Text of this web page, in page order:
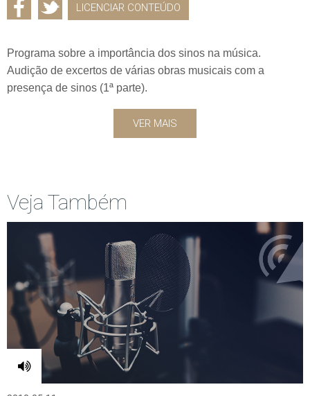
LICENCIAR CONTEÚDO
Programa sobre a importância dos sinos na música.
Audição de excertos de várias obras musicais com a
presença de sinos (1ª parte).
VER MAIS
Veja Também